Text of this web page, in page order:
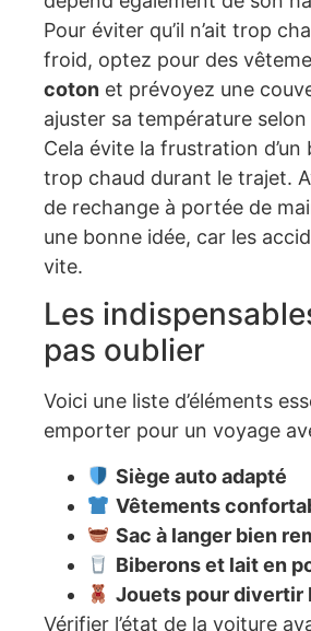
Pour éviter qu’il n’ait trop
froid, optez pour des
coton et prévoyez une
ajuster sa température selon
Cela évite la frustration d’un
trop chaud durant le trajet.
de rechange à portée de
une bonne idée, car les
vite.
Les
pas oublier
Voici une liste d’éléments
emporter pour un voyage
Siège auto adapté
Vêtements
Sac à langer bien
Biberons et lait en
Jouets pour divertir
Vérifier l’état de la voiture